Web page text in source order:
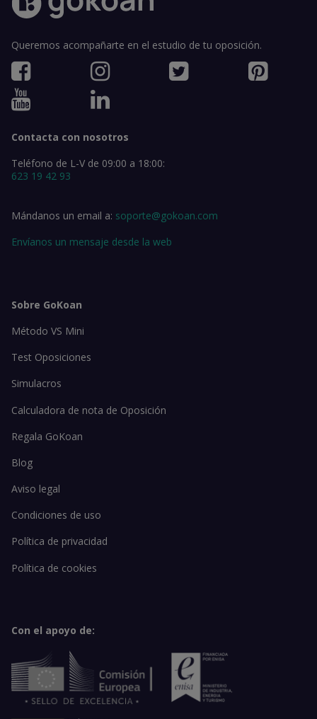
Queremos acompañarte en el estudio de tu oposición.
Contacta con nosotros
Teléfono de L-V de 09:00 a 18:00:
623 19 42 93
Mándanos un email a: soporte@gokoan.com
Envíanos un mensaje desde la web
Sobre GoKoan
Método VS Mini
Test Oposiciones
Simulacros
Calculadora de nota de Oposición
Regala GoKoan
Blog
Aviso legal
Condiciones de uso
Política de privacidad
Política de cookies
Con el apoyo de: